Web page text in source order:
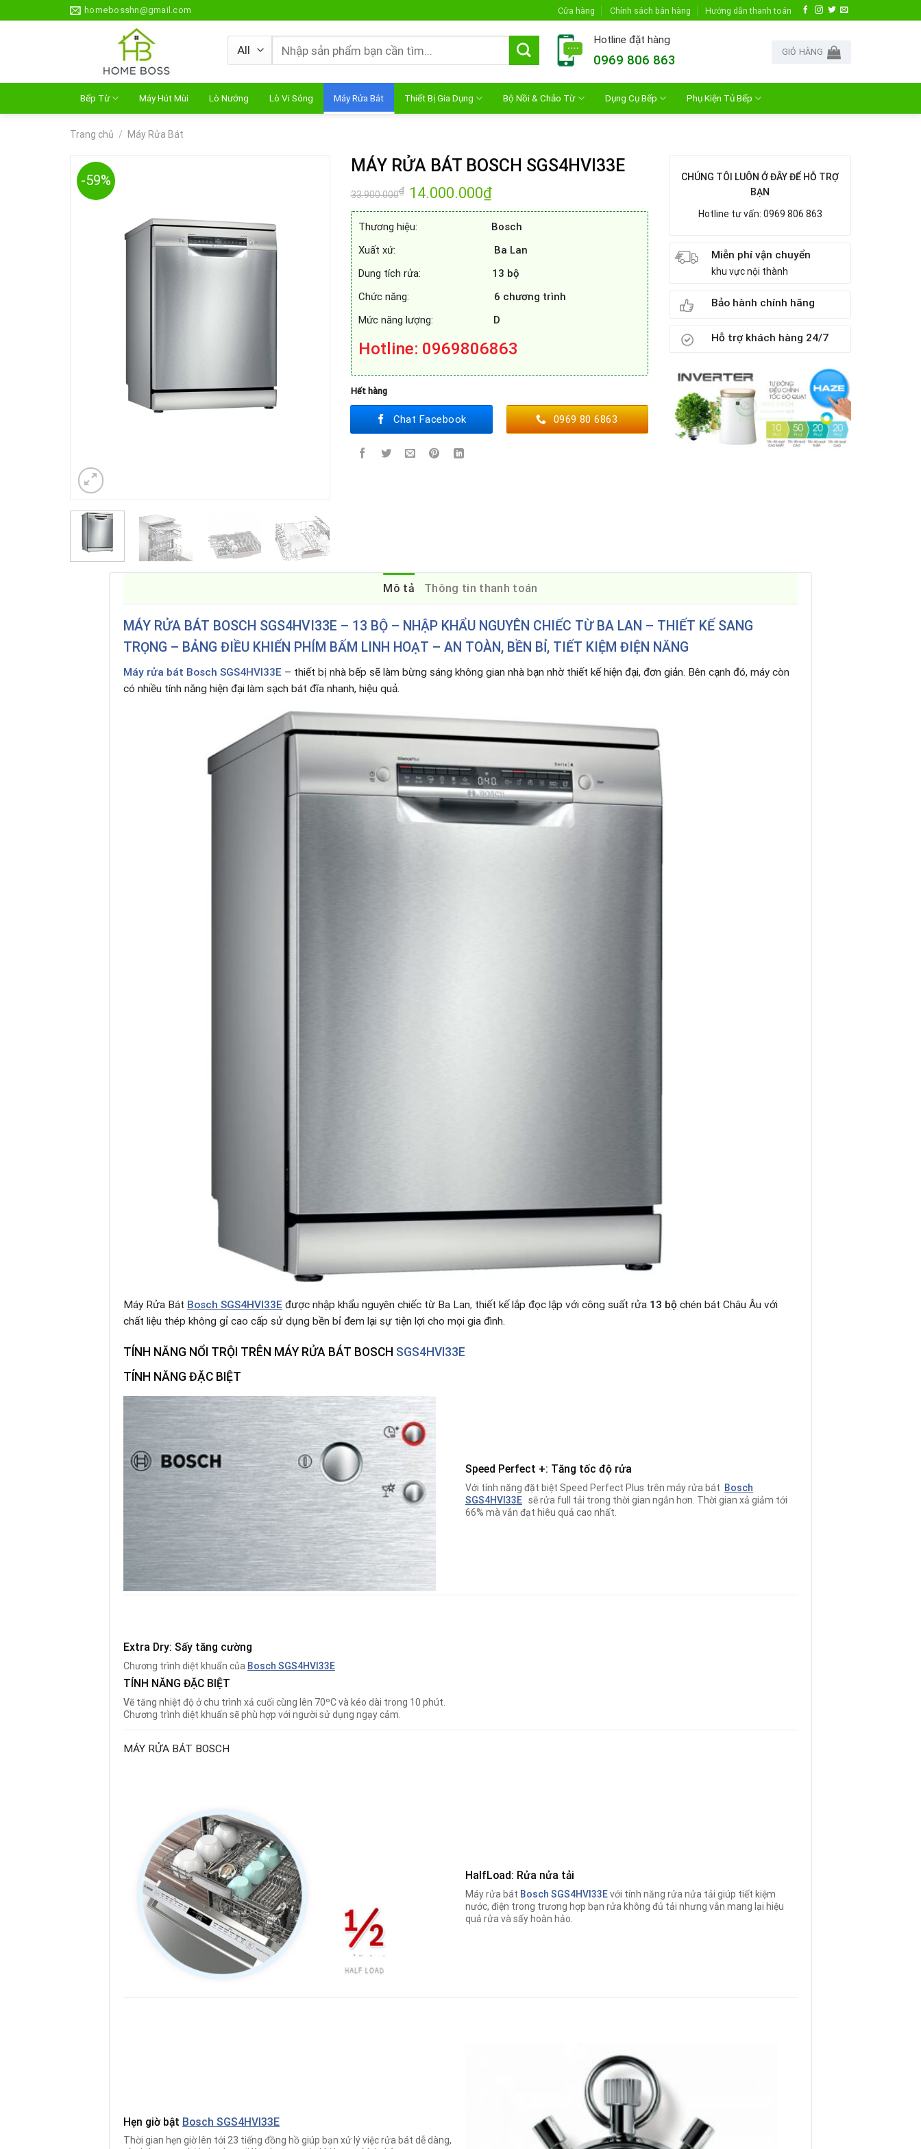
to
homebosshn@gmail.com Cửa hàng Chính sách bán hàng Hướng dẫn thanh toán
Tìm
kiếm:
Hotline đặt hàng
0969 806 863
GIỎ HÀNG
Bếp Từ Máy Hút Mùi Lò Nướng Lò Vi Sóng Máy Rửa Bát Thiết Bị Gia Dụng Bộ Nồi & Chảo Từ Dụng Cụ Bếp Phụ Kiện Tủ Bếp
Trang chủ / Máy Rửa Bát
-59%
MÁY RỬA BÁT BOSCH SGS4HVI33E
33.900.000₫ Giá
gốc
là:
14.000.000₫Giá
hiện
tại
14.000.000₫.
Thương hiệu: Bosch
Xuất xứ: Ba Lan
Dung tích rửa: 13 bộ
Chức năng: 6 chương trình
Mức năng lượng:
D
Hotline: 0969806863
Hết hàng
Chat Facebook 0969 80 6863
CHÚNG TÔI LUÔN Ở ĐÂY ĐỂ HỖ TRỢ
BẠN
Hotline tư vấn: 0969 806 863
Miễn phí vận chuyển
khu vực nội thành
Bảo hành chính hãng
Hỗ trợ khách hàng 24/7
Mô tả Thông tin thanh toán
MÁY RỬA BÁT BOSCH SGS4HVI33E – 13 BỘ – NHẬP KHẨU NGUYÊN CHIẾC TỪ BA LAN – THIẾT KẾ SANG
TRỌNG – BẢNG ĐIỀU KHIỂN PHÍM BẤM LINH HOẠT – AN TOÀN, BỀN BỈ, TIẾT KIỆM ĐIỆN NĂNG
Máy rửa bát Bosch SGS4HVI33E – thiết bị nhà bếp sẽ làm bừng sáng không gian nhà bạn nhờ thiết kế hiện đại, đơn giản. Bên cạnh đó, máy còn
có nhiều tính năng hiện đại làm sạch bát đĩa nhanh, hiệu quả.
Máy Rửa Bát Bosch SGS4HVI33E được nhập khẩu nguyên chiếc từ Ba Lan, thiết kế lắp đọc lập với công suất rửa 13 bộ chén bát Châu Âu với
chất liệu thép không gỉ cao cấp sử dụng bền bỉ đem lại sự tiện lợi cho mọi gia đình.
TÍNH NĂNG NỔI TRỘI TRÊN MÁY RỬA BÁT BOSCH SGS4HVI33E
TÍNH NĂNG ĐẶC BIỆT
Speed Perfect +: Tăng tốc độ rửa
Với tính năng đặt biệt Speed Perfect Plus trên máy rửa bát Bosch
SGS4HVI33Esẽ rửa full tải trong thời gian ngắn hơn. Thời gian xả giảm tới
66% mà vẫn đạt hiêu quả cao nhất.
Extra Dry: Sấy tăng cường
Chương trình diệt khuẩn của Bosch SGS4HVI33E
TÍNH NĂNG ĐẶC BIỆT
Vẽ tăng nhiệt độ ở chu trình xả cuối cùng lên 70ºC và kéo dài trong 10 phút.
Chương trình diệt khuẩn sẽ phù hợp với người sử dụng ngạy cảm.
MÁY RỬA BÁT BOSCH
HalfLoad: Rửa nửa tải
Máy rửa bát Bosch SGS4HVI33Evới tính năng rửa nửa tải giúp tiết kiệm
nước, điện trong trương hợp bạn rửa không đủ tải nhưng vẫn mang lại hiệu
quả rửa và sấy hoàn hảo.
Hẹn giờ bật Bosch SGS4HVI33E
Thời gian hẹn giờ lên tới 23 tiếng đồng hồ giúp bạn xử lý việc rửa bát dễ dàng,